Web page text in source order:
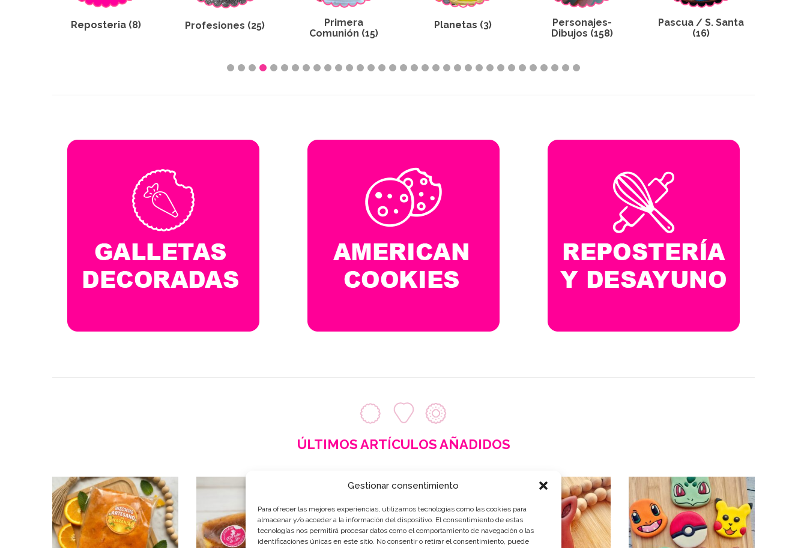
Gestionar consentimiento
Para ofrecer las mejores experiencias, utilizamos tecnologías como las cookies para
almacenar y/o acceder a la información del dispositivo. El consentimiento de estas
tecnologías nos permitirá procesar datos como el comportamiento de navegación o las
identificaciones únicas en este sitio. No consentir o retirar el consentimiento, puede
Profesiones (25)
Primera
Comunión (15)
Planetas (3)
Personajes-
Pascua / S. Santa
(16)
Navidad (44)
ÚLTIMOS ARTÍCULOS AÑADIDOS